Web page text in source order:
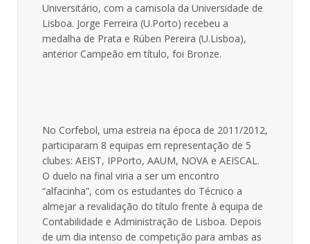
Universitário, com a camisola da Universidade de
Lisboa. Jorge Ferreira (U.Porto) recebeu a
medalha de Prata e Rúben Pereira (U.Lisboa),
anterior Campeão em título, foi Bronze.
No Corfebol, uma estreia na época de 2011/2012,
participaram 8 equipas em representação de 5
clubes: AEIST, IPPorto, AAUM, NOVA e AEISCAL.
O duelo na final viria a ser um encontro
“alfacinha”, com os estudantes do Técnico a
almejar a revalidação do título frente à equipa de
Contabilidade e Administração de Lisboa. Depois
de um dia intenso de competição para ambas as